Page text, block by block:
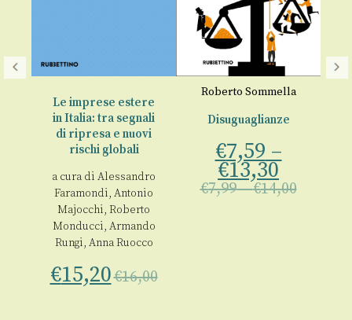
Le imprese estere
in Italia: tra segnali
di ripresa e nuovi
rischi globali
a cura di Alessandro
Faramondi, Antonio
Majocchi, Roberto
Monducci, Armando
Rungi, Anna Ruocco
€15,20€16,00
Roberto Sommella
Disuguaglianze
€7,59 –
€13,30
€7,99–€14,00